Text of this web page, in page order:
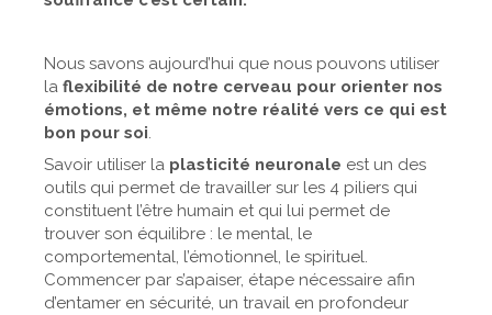
Nous savons aujourd’hui que nous pouvons utiliser
la flexibilité de notre cerveau pour orienter nos
émotions, et même notre réalité vers ce qui est
bon pour soi.
Savoir utiliser la plasticité neuronale est un des
outils qui permet de travailler sur les 4 piliers qui
constituent l’être humain et qui lui permet de
trouver son équilibre : le mental, le
comportemental, l’émotionnel, le spirituel.
Commencer par s’apaiser, étape nécessaire afin
d’entamer en sécurité, un travail en profondeur